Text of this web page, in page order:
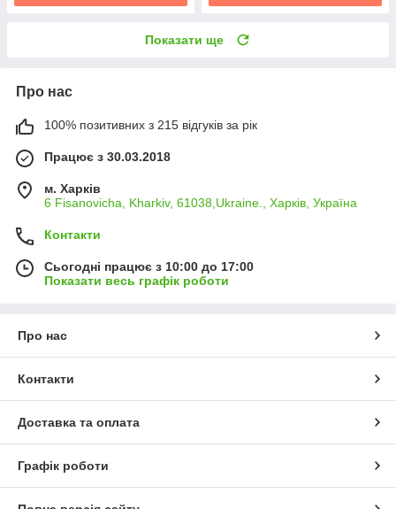
Показати ще
Про нас
100% позитивних з 215 відгуків за рік
Працює з 30.03.2018
м. Харків
6 Fisanovicha, Kharkiv, 61038,Ukraine., Харків, Україна
Контакти
Сьогодні працює з 10:00 до 17:00
Показати весь графік роботи
Про нас
Контакти
Доставка та оплата
Графік роботи